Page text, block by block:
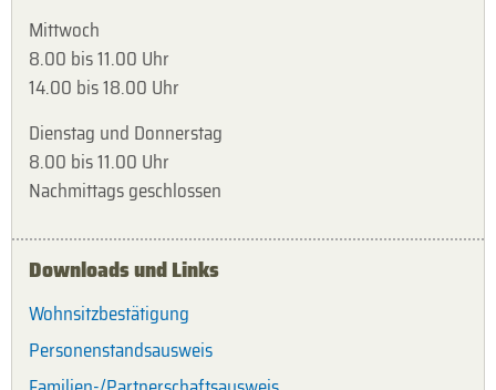
Mittwoch
8.00 bis 11.00 Uhr
14.00 bis 18.00 Uhr
Dienstag und Donnerstag
8.00 bis 11.00 Uhr
Nachmittags geschlossen
Downloads und Links
Wohnsitzbestätigung
Personenstandsausweis